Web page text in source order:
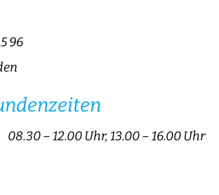
96
08.30 – 12.00 Uhr, 13.00 – 16.00 Uhr